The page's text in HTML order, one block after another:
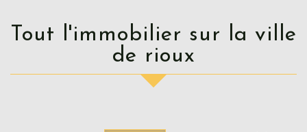
Tout l'immobilier sur la ville
de rioux